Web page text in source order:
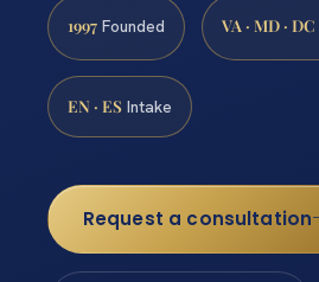
1997 Founded VA · MD · DC
EN · ES Intake
Request a consultation